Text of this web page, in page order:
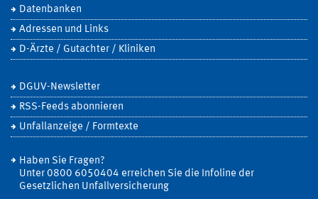
Datenbanken
Adressen und Links
D-Ärzte / Gutachter / Kliniken
DGUV-Newsletter
RSS-Feeds abonnieren
Unfallanzeige / Formtexte
Haben Sie Fragen?
Unter 0800 6050404 erreichen Sie die Infoline der
Gesetzlichen Unfallversicherung